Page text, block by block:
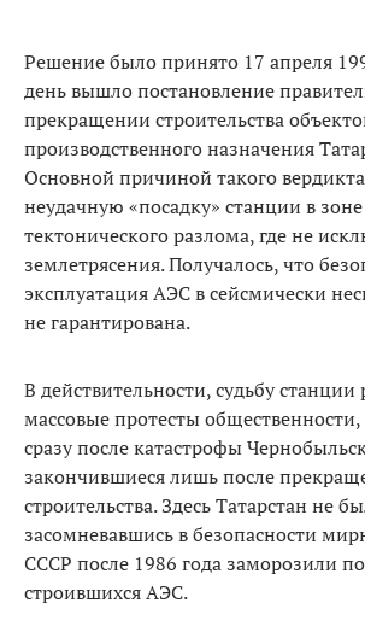
Решение было принято 17 апреля
день вышло постановление
прекращении строительства
производственного назначения
Основной причиной такого
неудачную «посадку» станции в
тектонического разлома, где не
землетрясения. Получалось, что
эксплуатация АЭС в сейсмически
не гарантирована.
В действительности, судьбу
массовые протесты
сразу после катастрофы
закончившиеся лишь после
строительства. Здесь Татарстан не
засомневавшись в безопасности
СССР после 1986 года заморозили
строившихся АЭС.